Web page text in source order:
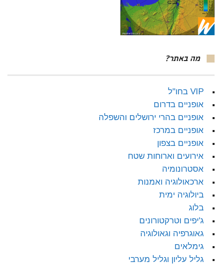
מה באתר?
VIP בחו"ל
אופניים בדרום
אופניים בהרי ירושלים והשפלה
אופניים במרכז
אופניים בצפון
אירועים וארוחות שטח
אסטרונומיה
ארכאולוגיה ואמנות
ביולוגיה ימית
בלוג
ג'יפים וטרקטורונים
גאוגרפיה וגאולוגיה
גימלאים
גליל עליון וגליל מערבי